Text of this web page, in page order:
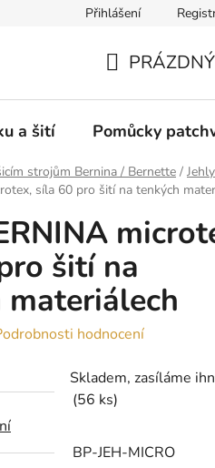
Obchodní podmínky
Přihlášení
KOŠÍK
a šití Pomůcky
strojům Bernina / Bernette / Jehly
síla 60 pro šití na tenkých
šití na
materiálech
hodnocení
Skladem, zasíláme
(56 ks)
BP-JEH-MICRO